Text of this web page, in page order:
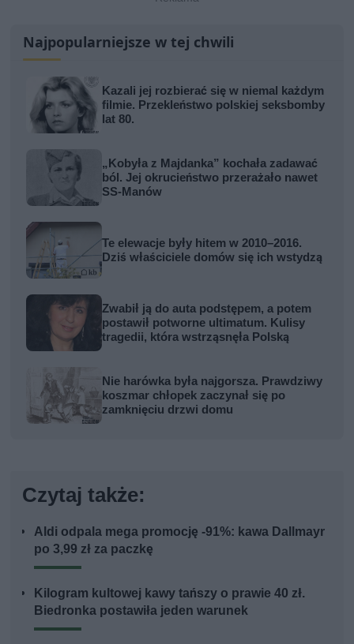
Najpopularniejsze w tej chwili
Kazali jej rozbierać się w niemal każdym
filmie. Przekleństwo polskiej seksbomby
lat 80.
„Kobyła z Majdanka” kochała zadawać
ból. Jej okrucieństwo przerażało nawet
SS-Manów
Te elewacje były hitem w 2010–2016.
Dziś właściciele domów się ich wstydzą
Zwabił ją do auta podstępem, a potem
postawił potworne ultimatum. Kulisy
tragedii, która wstrząsnęła Polską
Nie harówka była najgorsza. Prawdziwy
koszmar chłopek zaczynał się po
zamknięciu drzwi domu
Czytaj także:
Aldi odpala mega promocję -91%: kawa Dallmayr
po 3,99 zł za paczkę
Kilogram kultowej kawy tańszy o prawie 40 zł.
Biedronka postawiła jeden warunek